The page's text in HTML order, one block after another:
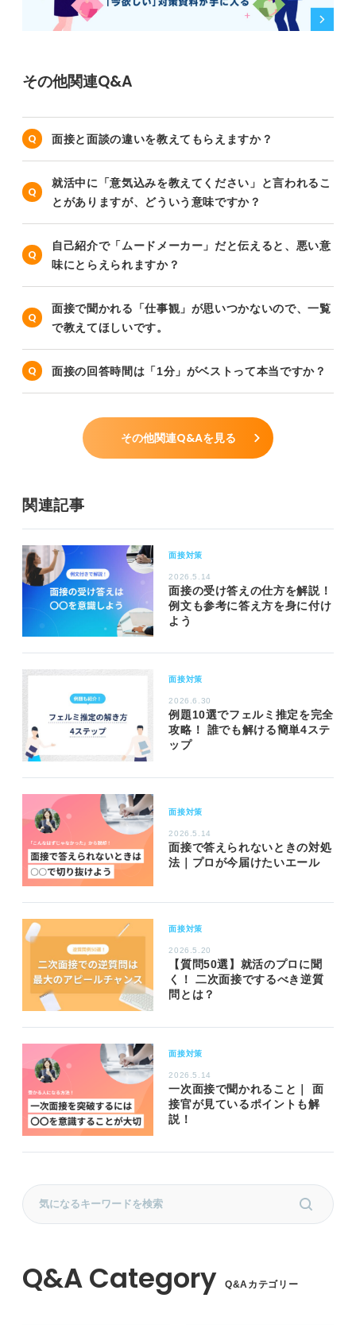
その他関連Q&A
面接と面談の違いを教えてもらえますか？
就活中に「意気込みを教えてください」と言われるこ
とがありますが、どういう意味ですか？
自己紹介で「ムードメーカー」だと伝えると、悪い意
味にとらえられますか？
面接で聞かれる「仕事観」が思いつかないので、一覧
で教えてほしいです。
面接の回答時間は「1分」がベストって本当ですか？
その他関連Q&Aを見る
関連記事
面接対策
2026.5.14
面接の受け答えの仕方を解説！
例文も参考に答え方を身に付け
よう
面接対策
2026.6.30
例題10選でフェルミ推定を完全
攻略！ 誰でも解ける簡単4ステ
ップ
面接対策
2026.5.14
面接で答えられないときの対処
法｜プロが今届けたいエール
面接対策
2026.5.20
【質問50選】就活のプロに聞
く！ 二次面接でするべき逆質
問とは？
面接対策
2026.5.14
一次面接で聞かれること｜ 面
接官が見ているポイントも解
説！
Q&Aカテゴリー